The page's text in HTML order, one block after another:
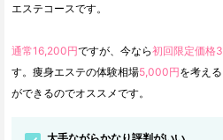
エステコースです。
通常16,200円ですが、今なら初回限定価格
す。痩身エステの体験相場5,000円を考え
ができるのでオススメです。